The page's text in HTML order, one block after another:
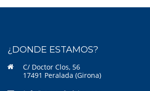
¿DONDE ESTAMOS?
C/ Doctor Clos, 56
17491 Peralada (Girona)